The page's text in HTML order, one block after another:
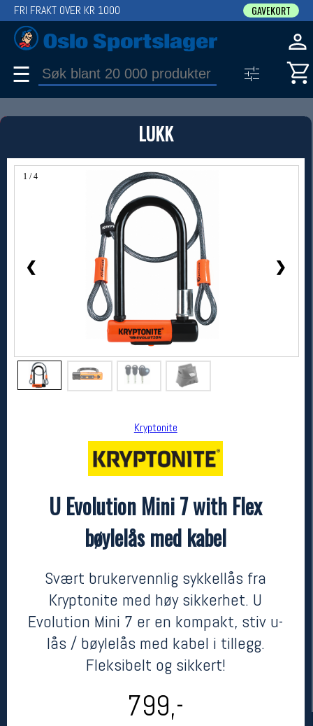
LUKK
1 / 4
❮ ❯
Kryptonite
U Evolution Mini 7 with Flex
bøylelås med kabel
Svært brukervennlig sykkellås fra
Kryptonite med høy sikkerhet. U
Evolution Mini 7 er en kompakt, stiv u-
lås / bøylelås med kabel i tillegg.
Fleksibelt og sikkert!
799,-
FRI FRAKT OVER KR 1000 GAVEKORT
☰
PRODUKT
Produkter (1)
Bruk filter til å spisse søket
Kryptonite
U Evolution Mini 7 with Flex bøylelås med kabel
kr 799